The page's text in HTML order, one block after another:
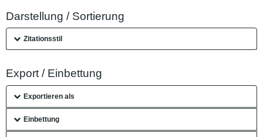
Darstellung / Sortierung
Zitationsstil
Export / Einbettung
Exportieren als
Einbettung